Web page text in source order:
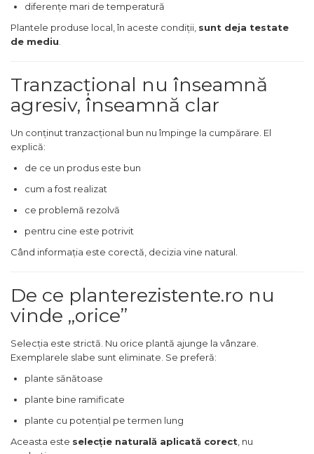
diferențe mari de temperatură
Plantele produse local, în aceste condiții, sunt deja testate
de mediu
Tranzacțional nu înseamnă
agresiv, înseamnă clar
Un conținut tranzacțional bun nu împinge la cumpărare. El
explică:
de ce un produs este bun
cum a fost realizat
ce problemă rezolvă
pentru cine este potrivit
Când informația este corectă, decizia vine natural.
De ce planterezistente.ro nu
vinde „orice”
Selecția este strictă. Nu orice plantă ajunge la vânzare.
Exemplarele slabe sunt eliminate. Se preferă:
plante sănătoase
plante bine ramificate
plante cu potențial pe termen lung
Aceasta este selecție naturală aplicată corect , nu